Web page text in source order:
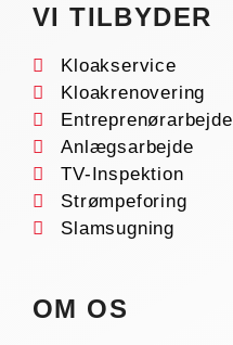
VI TILBYDER
Kloakservice
Kloakrenovering
Entreprenørarbejde
Anlægsarbejde
TV-Inspektion
Strømpeforing
Slamsugning
OM OS